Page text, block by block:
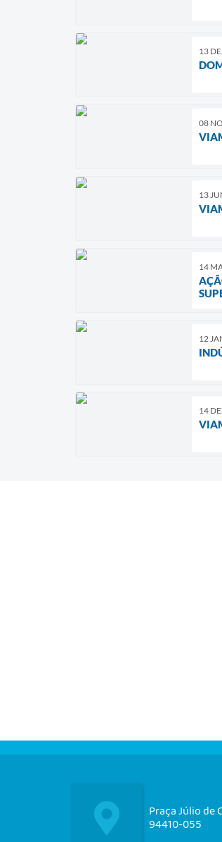
13
08
13
14
12
14
Praça Júlio de
94410-055